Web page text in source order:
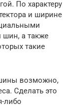
По характеру
и ширине
шин, а также
такие
возможно,
Сделать это
либо